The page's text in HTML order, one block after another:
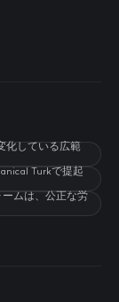
化している広範
Turkで提起
ムは、公正な労